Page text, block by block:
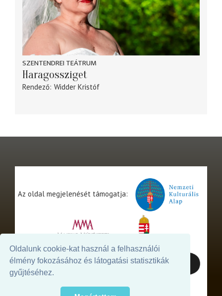
Oldalunk cookie-kat használ a felhasználói
élmény fokozásához és látogatási statisztikák
gyűjtéséhez.
SZENTENDREI TEÁTRUM
Haragossziget
Rendező Widder Kristóf
Az oldal megjelenését támogatja: